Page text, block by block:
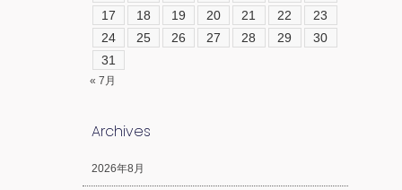
17
18 19 20 21 22
23
24
25 26 27 28 29
30
31
« 7月
Archives
2026年8月